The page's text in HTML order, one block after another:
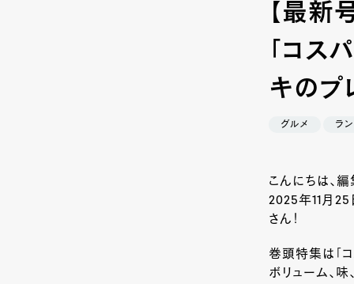
【最新
「コス
キのプ
グルメ ラ
こんにちは、
2025年11月25
さん！
巻頭特集は「
ボリューム、